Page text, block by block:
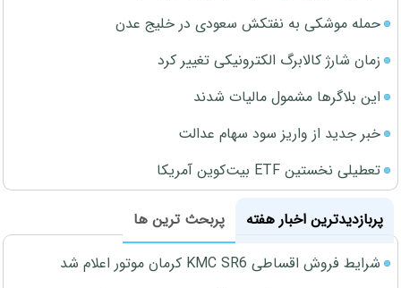
حمله موشکی به نفتکش سعودی در خلیج عدن
زمان شارژ کالابرگ الکترونیکی تغییر کرد
این بلاگرها مشمول مالیات شدند
خبر جدید از واریز سود سهام عدالت
تعطیلی نخستین ETF بیت‌کوین آمریکا
پربازدیدترین اخبار هفته
پربحث ترین ها
شرایط فروش اقساطی KMC SR6 کرمان موتور اعلام شد